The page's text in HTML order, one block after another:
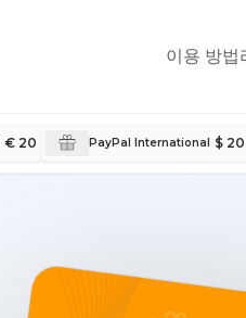
이용 방법
€ 20 PayPal International $ 20